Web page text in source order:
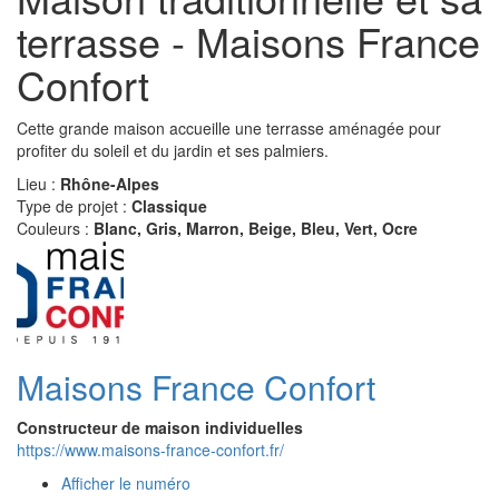
terrasse - Maisons France
Confort
Cette grande maison accueille une terrasse aménagée pour
profiter du soleil et du jardin et ses palmiers.
Lieu : Rhône-Alpes
Type de projet : Classique
Couleurs : Blanc, Gris, Marron, Beige, Bleu, Vert, Ocre
Maisons France Confort
Constructeur de maison individuelles
https://www.maisons-france-confort.fr/
Afficher le numéro